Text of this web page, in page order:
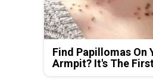
Find Papillomas On
Armpit? It's The